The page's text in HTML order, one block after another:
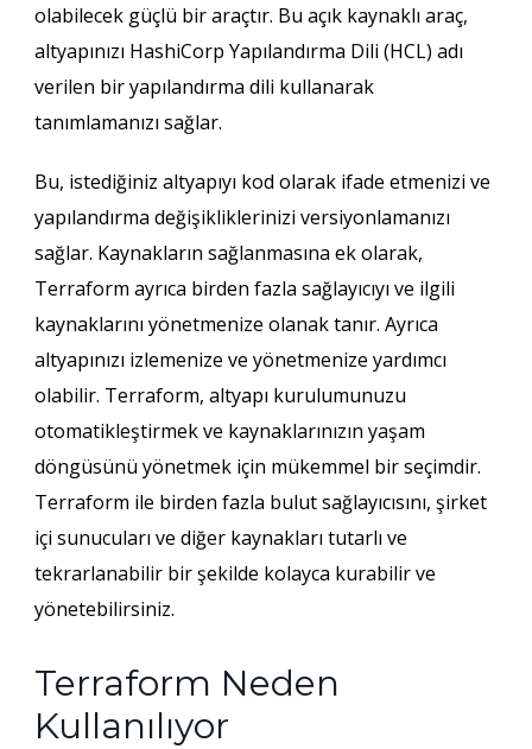
olabilecek güçlü bir araçtır. Bu açık kaynaklı araç,
altyapınızı HashiCorp Yapılandırma Dili (HCL) adı
verilen bir yapılandırma dili kullanarak
tanımlamanızı sağlar.
Bu, istediğiniz altyapıyı kod olarak ifade etmenizi ve
yapılandırma değişikliklerinizi versiyonlamanızı
sağlar. Kaynakların sağlanmasına ek olarak,
Terraform ayrıca birden fazla sağlayıcıyı ve ilgili
kaynaklarını yönetmenize olanak tanır. Ayrıca
altyapınızı izlemenize ve yönetmenize yardımcı
olabilir. Terraform, altyapı kurulumunuzu
otomatikleştirmek ve kaynaklarınızın yaşam
döngüsünü yönetmek için mükemmel bir seçimdir.
Terraform ile birden fazla bulut sağlayıcısını, şirket
içi sunucuları ve diğer kaynakları tutarlı ve
tekrarlanabilir bir şekilde kolayca kurabilir ve
yönetebilirsiniz.
Terraform Neden
Kullanılıyor